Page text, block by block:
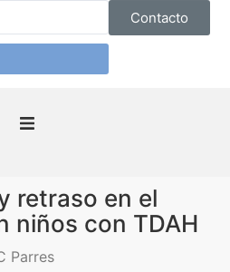
Contacto
retraso en el
niños con TDAH
Parres